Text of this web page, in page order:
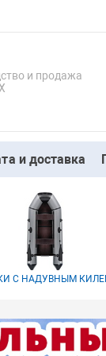
и продажа
и доставка
С НАДУВНЫМ